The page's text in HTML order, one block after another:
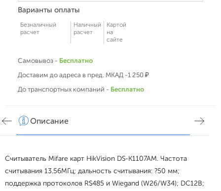
Варианты оплаты
Безналичный
расчет
Наличный
расчет
Картой
на
сайте
Самовывоз - Бесплатно
Доставим до адреса в пред. МКАД -1 250 ₽
До транспортных компаний - Бесплатно
Описание
Считыватель Mifare карт HikVision DS-K1107AM. Частота
считывания 13.56МГц; дальность считывания: ?50 мм;
поддержка протоколов RS485 и Wiegand (W26/W34); DC12В;